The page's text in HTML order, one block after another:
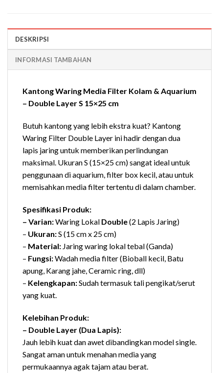
DESKRIPSI
INFORMASI TAMBAHAN
Kantong Waring Media Filter Kolam & Aquarium
– Double Layer S 15×25 cm
Butuh kantong yang lebih ekstra kuat? Kantong
Waring Filter Double Layer ini hadir dengan dua
lapis jaring untuk memberikan perlindungan
maksimal. Ukuran S (15×25 cm) sangat ideal untuk
penggunaan di aquarium, filter box kecil, atau untuk
memisahkan media filter tertentu di dalam chamber.
Spesifikasi Produk:
– Varian:Waring Lokal Double(2 Lapis Jaring)
– Ukuran:S (15 cm x 25 cm)
– Material: Jaring waring lokal tebal (Ganda)
– Fungsi:Wadah media filter (Bioball kecil, Batu
apung, Karang jahe, Ceramic ring, dll)
– Kelengkapan:Sudah termasuk tali pengikat/serut
yang kuat.
Kelebihan Produk:
– Double Layer (Dua Lapis):
Jauh lebih kuat dan awet dibandingkan model single.
Sangat aman untuk menahan media yang
permukaannya agak tajam atau berat.